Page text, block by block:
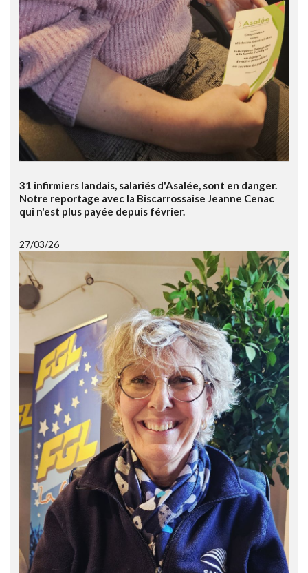
31 infirmiers landais, salariés d'Asalée, sont en danger.
Notre reportage avec la Biscarrossaise Jeanne Cenac
qui n'est plus payée depuis février.
27/03/26